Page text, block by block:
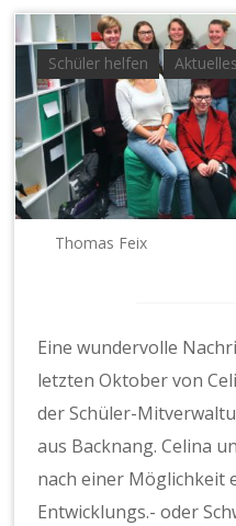
b
ai
n.
e.
V.
Schüler helfen Aktuelles
Thomas Feix
Eine wundervolle
letzten Oktober von
der Schüler-
aus Backnang. Celina
nach einer Möglichkeit
Entwicklungs.- oder